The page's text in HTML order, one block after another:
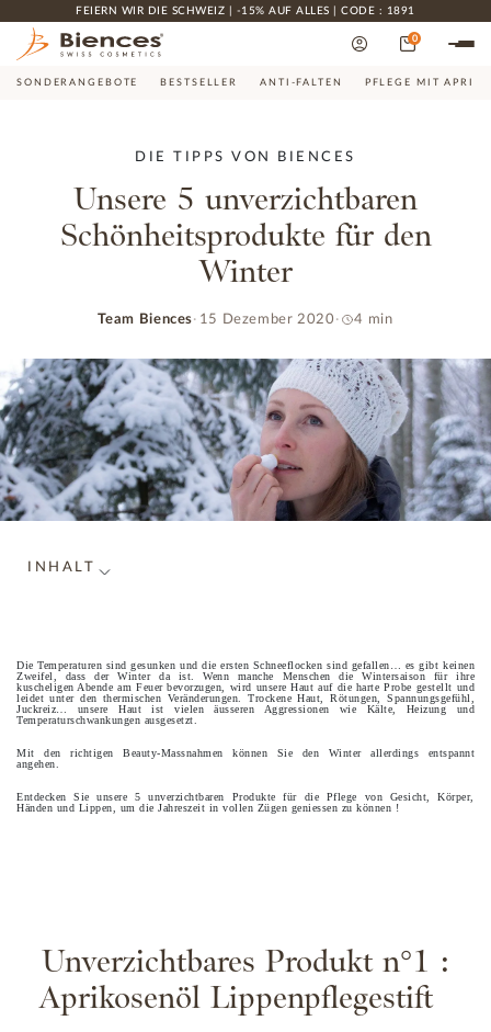
FEIERN WIR DIE SCHWEIZ | -15% AUF ALLES | CODE : 1891
0
SONDERANGEBOTE BESTSELLER ANTI-FALTEN PFLEGE MIT
DIE TIPPS VON BIENCES
Unsere 5 unverzichtbaren
Schönheitsprodukte für den
Winter
Team Biences 15 Dezember 2020 4 min
INHALT
Die Temperaturen sind gesunken und die ersten Schneeflocken sind gefallen… es gibt keinen
Zweifel, dass der Winter da ist. Wenn manche Menschen die Wintersaison für ihre
kuscheligen Abende am Feuer bevorzugen, wird unsere Haut auf die harte Probe gestellt und
leidet unter den thermischen Veränderungen. Trockene Haut, Rötungen, Spannungsgefühl,
Juckreiz… unsere Haut ist vielen äusseren Aggressionen wie Kälte, Heizung und
Temperaturschwankungen ausgesetzt.
Mit den richtigen Beauty-Massnahmen können Sie den Winter allerdings entspannt
angehen.
Entdecken Sie unsere 5 unverzichtbaren Produkte für die Pflege von Gesicht, Körper,
Händen und Lippen, um die Jahreszeit in vollen Zügen geniessen zu können !
Unverzichtbares Produkt n°1 :
Aprikosenöl Lippenpflegestift